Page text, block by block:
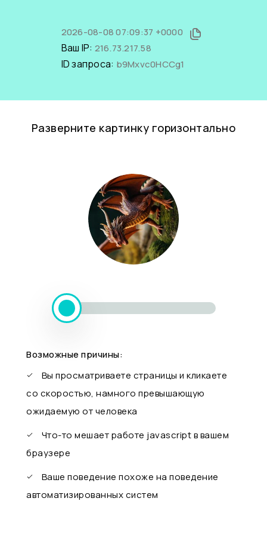
2026-08-08 07:09:37 +0000
Ваш IP: 216.73.217.58
ID запроса: b9Mxvc0HCCg1
Разверните картинку горизонтально
Возможные причины:
Вы просматриваете страницы и кликаете
со скоростью, намного превышающую
ожидаемую от человека
Что-то мешает работе javascript в вашем
браузере
Ваше поведение похоже на поведение
автоматизированных систем